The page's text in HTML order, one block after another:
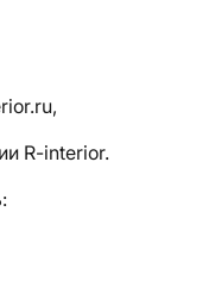
R-interior.